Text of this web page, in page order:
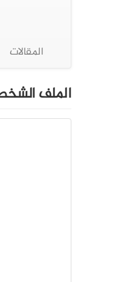
المقالات
الملف